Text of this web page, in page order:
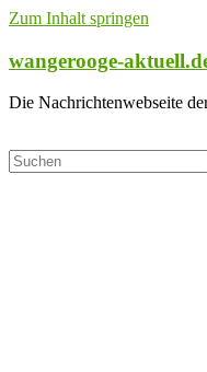
Zum Inhalt springen
wangerooge-
Die Nachrichtenwebseite